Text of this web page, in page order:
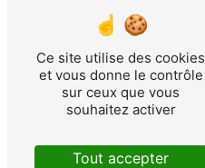
Mes coaching
Ce site utilise des cookies
et vous donne le contrôle
sur ceux que vous
souhaitez activer
Tout accepter